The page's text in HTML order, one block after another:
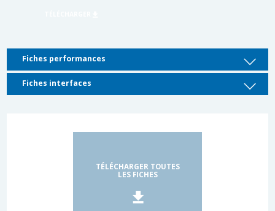
Fiches performances
Fiches interfaces
TÉLÉCHARGER TOUTES
LES FICHES